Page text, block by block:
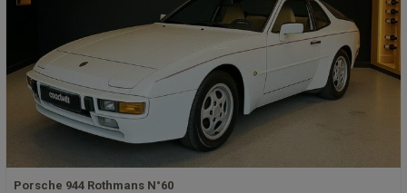
Porsche 944 Rothmans N°60